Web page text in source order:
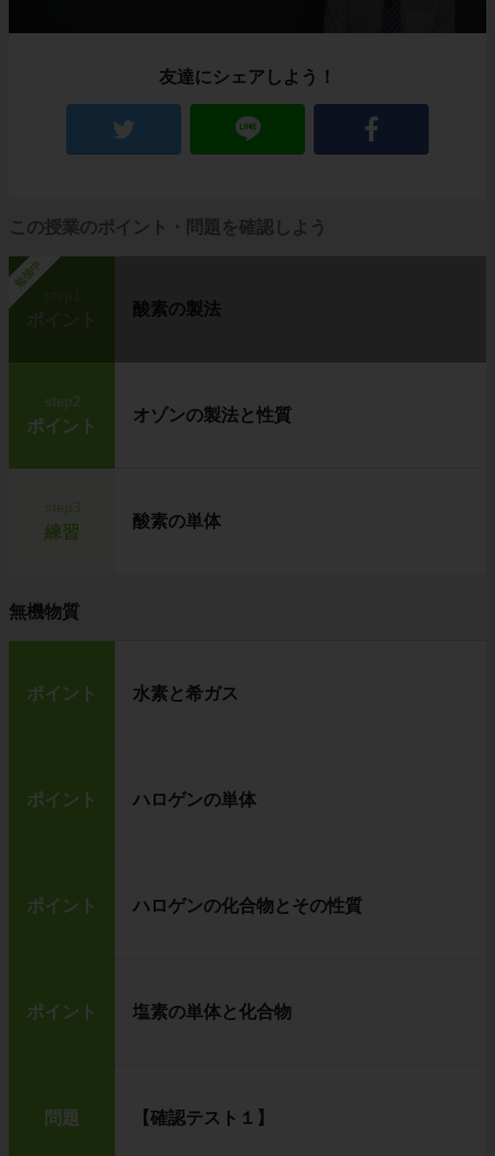
友達にシェアしよう！
この授業のポイント・問題を確認しよう
勉強中
ポイント
酸素の製法
step2
ポイント
オゾンの製法と性質
練習
酸素の単体
無機物質
ポイント 水素と希ガス
ポイント ハロゲンの単体
ポイント ハロゲンの化合物とその性質
ポイント 塩素の単体と化合物
問題 【確認テスト１】